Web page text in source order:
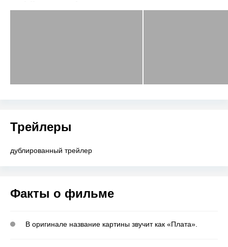
Трейлеры
дублированный трейлер
Факты о фильме
В оригинале название картины звучит как «Плата».